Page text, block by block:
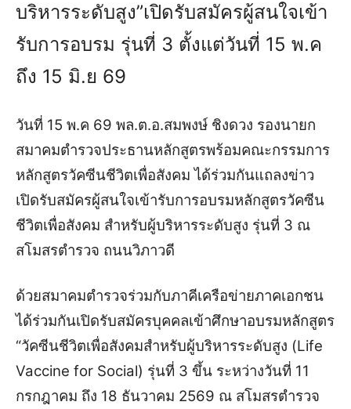
บริหารระดับสูง”เปิดรับสมัครผู้สนใจเข้า
รับการอบรม รุ่นที่ 3 ตั้งแต่วันที่ 15 พ.ค
ถึง 15 มิ.ย 69
วันที่ 15 พ.ค 69 พล.ต.อ.สมพงษ์ ชิงดวง รองนายก
สมาคมตำรวจประธานหลักสูตรพร้อมคณะกรรมการ
หลักสูตรวัคซีนชีวิตเพื่อสังคม ได้ร่วมกันแถลงข่าว
เปิดรับสมัครผู้สนใจเข้ารับการอบรมหลักสูตรวัคซีน
ชีวิตเพื่อสังคม สำหรับผู้บริหารระดับสูง รุ่นที่ 3 ณ
สโมสรตำรวจ ถนนวิภาวดี
ด้วยสมาคมตำรวจร่วมกับภาคีเครือข่ายภาคเอกชน
ได้ร่วมกันเปิดรับสมัครบุคคลเข้าศึกษาอบรมหลักสูตร
“วัคซีนชีวิตเพื่อสังคมสำหรับผู้บริหารระดับสูง (Life
Vaccine for Social) รุ่นที่ 3 ขึ้น ระหว่างวันที่ 11
กรกฎาคม ถึง 18 ธันวาคม 2569 ณ สโมสรตำรวจ